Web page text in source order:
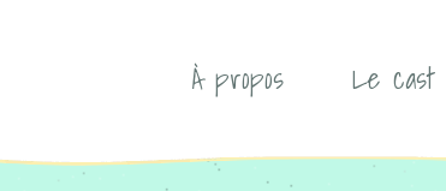
À propos Le cast